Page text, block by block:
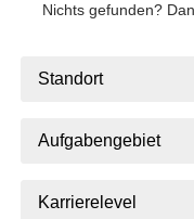
Nichts gefunden?
Standort
Aufgabengebiet
Karrierelevel